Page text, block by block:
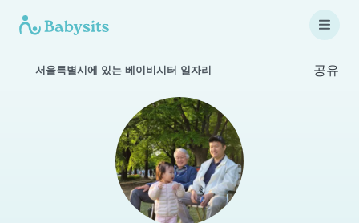
서울특별시에 있는 베이비시터 일자리 공유